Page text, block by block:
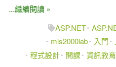
...繼續閱讀 »
ASP.NET
mis2000lab
入門
程式設計
開課 資訊教育